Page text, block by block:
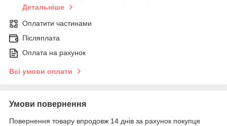
Детальніше
Оплатити частинами
Післяплата
Оплата на рахунок
Всі умови оплати
Умови повернення
Повернення товару впродовж 14 днів за рахунок покупця